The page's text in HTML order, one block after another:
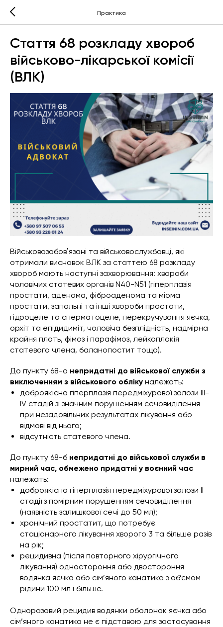
Практика
Стаття 68 розкладу хвороб
військово-лікарської комісії
(ВЛК)
Військовозобовʼязані та військовослужбовці, які
отримали висновок ВЛК за статтею 68 розкладу
хвороб мають наступні захворювання: хвороби
чоловічих статевих органів N40-N51 (гіперплазія
простати, аденома, фіброаденома та міома
простати, запальні та інші хвороби простати,
гідроцеле та сперматоцеле, перекручування яєчка,
орхіт та епідидиміт, чоловіча безплідність, надмірна
крайня плоть, фімоз і парафімоз, лейкоплакія
статевого члена, баланопостит тощо).
До пункту 68-а непридатні до військової служби з
виключенням з військового обліку належать:
доброякісна гіперплазія передміхурової залози III-
IV стадій зі значним порушенням сечовиділення
при незадовільних результатах лікування або
відмові від нього;
відсутність статевого члена.
До пункту 68-б непридатні до військової служби в
мирний час, обмежено придатні у воєнний час
належать:
доброякісна гіперплазія передміхурової залози II
стадії з помірним порушенням сечовиділення
(наявність залишкової сечі до 50 мл);
хронічний простатит, що потребує
стаціонарного лікування хворого 3 та більше разів
на рік;
рецидивна (після повторного хірургічного
лікування) одностороння або двостороння
водянка яєчка або сім’яного канатика з об’ємом
рідини 100 мл і більше.
Одноразовий рецидив водянки оболонок яєчка або
сім’яного канатика не є підставою для застосування